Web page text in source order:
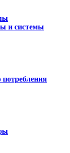
и системы
потребления